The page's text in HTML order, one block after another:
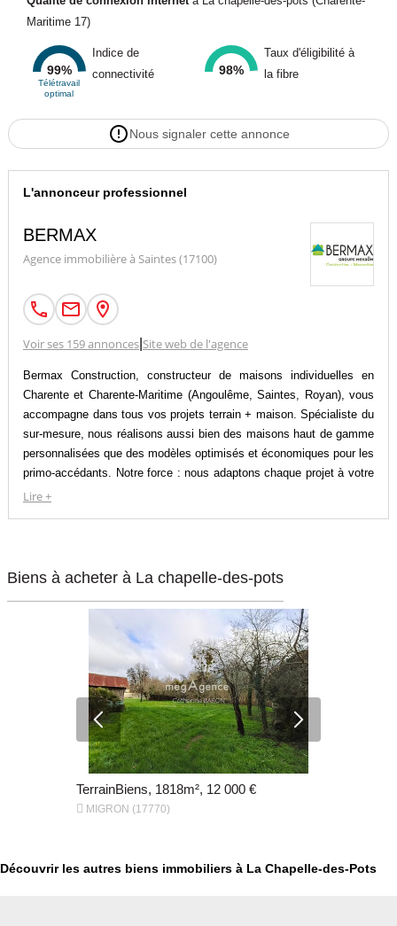
Maritime 17)
99%
Télétravail
optimal
Indice de
connectivité
98%
Taux d'éligibilité à
la fibre
Nous signaler cette annonce
L'annonceur professionnel
BERMAX
Agence immobilière à Saintes (17100)
Voir ses 159 annonces| Site web de l'agence
Bermax Construction, constructeur de maisons individuelles en
Charente et Charente-Maritime (Angoulême, Saintes, Royan), vous
accompagne dans tous vos projets terrain + maison. Spécialiste du
sur-mesure, nous réalisons aussi bien des maisons haut de gamme
personnalisées que des modèles optimisés et économiques pour les
primo-accédants. Notre force : nous adaptons chaque projet à votre
budget, sans compromis sur la qualité. Avec notre expertise locale
Lire +
Biens à acheter à La chapelle-des-pots
TerrainBiens, 1818m², 12 000 €
 MIGRON (17770)
Découvrir les autres biens immobiliers à La Chapelle-des-Pots